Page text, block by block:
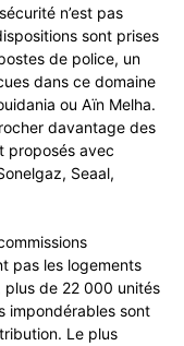
n’est pas
sont prises
de police, un
dans ce domaine
ou Aïn Melha.
davantage des
proposés avec
Seaal,
pas les logements
plus de 22 000 unités
impondérables sont
Le plus